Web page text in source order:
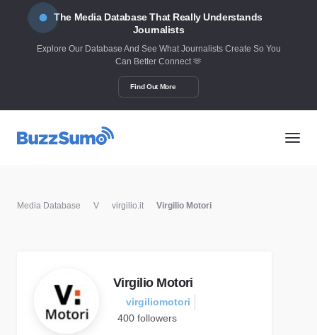
The Media Database That Really Understands
Journalists
Explore Our Database And See What Journalists Create So You
Can Better Connect 🫶
Find Out More
Media Database V virgilio.it Virgilio Motori
Virgilio Motori
virgiliomotori
400 followers